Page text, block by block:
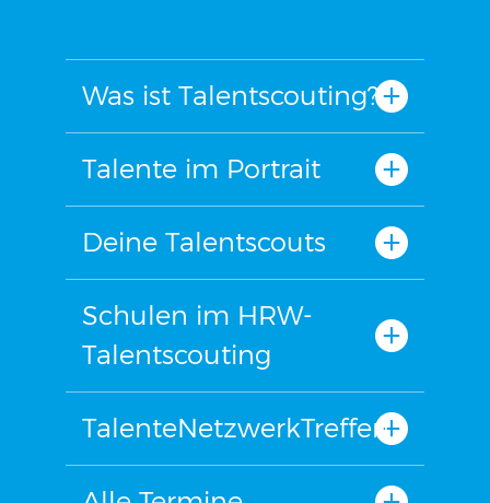
Was ist Talentscouting?
Talente im Portrait
Deine Talentscouts
Schulen im HRW-
Talentscouting
TalenteNetzwerkTreffen